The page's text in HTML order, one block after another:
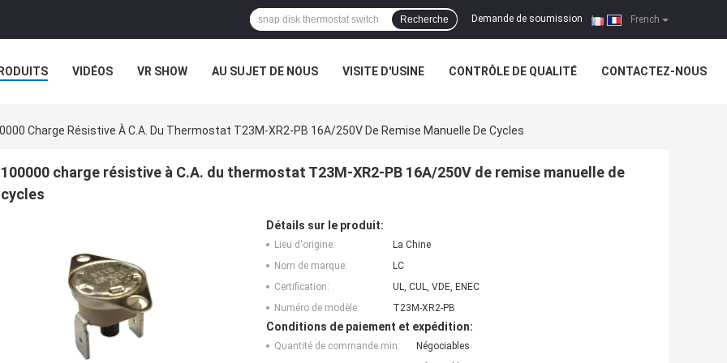
French
Demande de soumission |
Recherche
VIDÉOS VR SHOW AU SUJET DE NOUS VISITE D'USINE CONTRÔLE DE QUALITÉ CONTACTEZ-NOUS
Charge Résistive À C.A. Du Thermostat T23M-XR2-PB 16A/250V De Remise Manuelle De Cycles
100000 charge résistive à C.A. du thermostat T23M-XR2-PB 16A/250V de remise manuelle de
cycles
Détails sur le produit:
Lieu d'origine:
La Chine
Nom de marque:
LC
Certification:
UL, CUL, VDE, ENEC
Numéro de modèle:
T23M-XR2-PB
Conditions de paiement et expédition:
Quantité de commande min:
Négociables